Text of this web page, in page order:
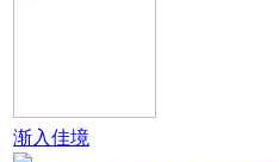
渐入佳境